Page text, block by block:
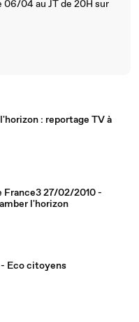
06/04 au JT de 20H sur
: reportage TV à
27/02/2010 -
l'horizon
Eco citoyens